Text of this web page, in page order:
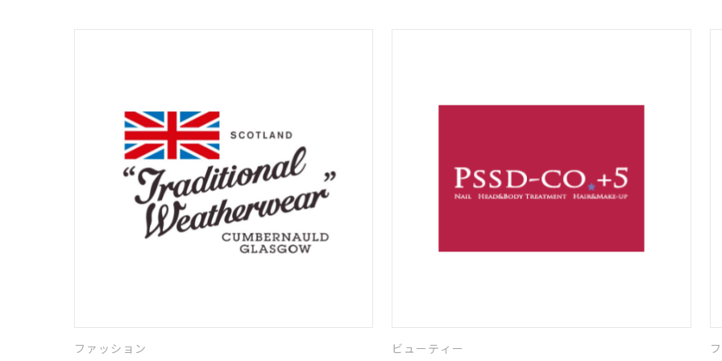
ファッション ビューティー